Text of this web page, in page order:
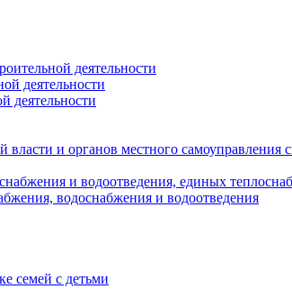
деятельности
деятельности
деятельности
власти и органов местного
и водоотведения, единых
водоснабжения и водоотведения
семей с детьми